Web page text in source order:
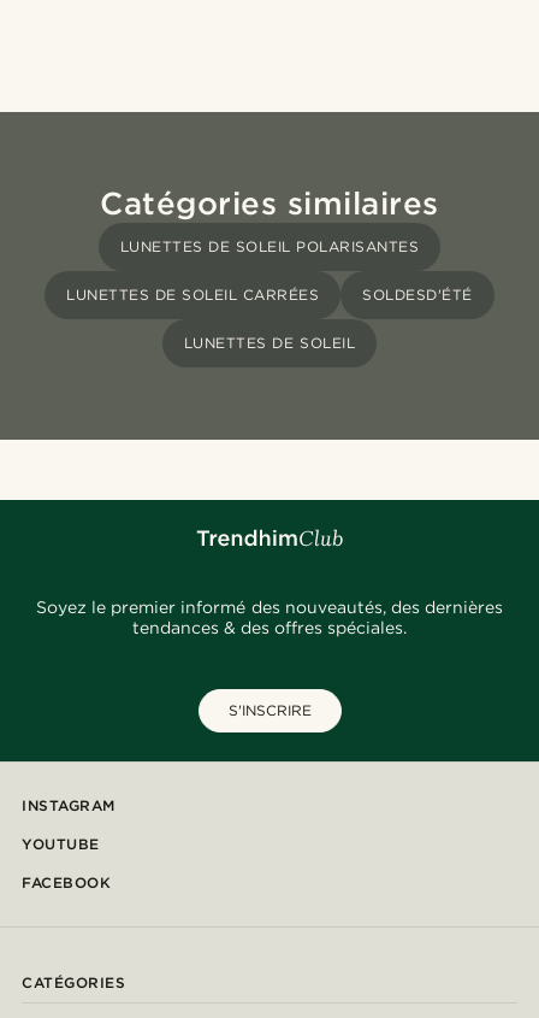
Catégories similaires
LUNETTES DE SOLEIL POLARISANTES
LUNETTES DE SOLEIL CARRÉES SOLDESD'ÉTÉ
LUNETTES DE SOLEIL
Soyez le premier informé des nouveautés, des dernières
tendances & des offres spéciales.
S'INSCRIRE
INSTAGRAM
YOUTUBE
FACEBOOK
CATÉGORIES